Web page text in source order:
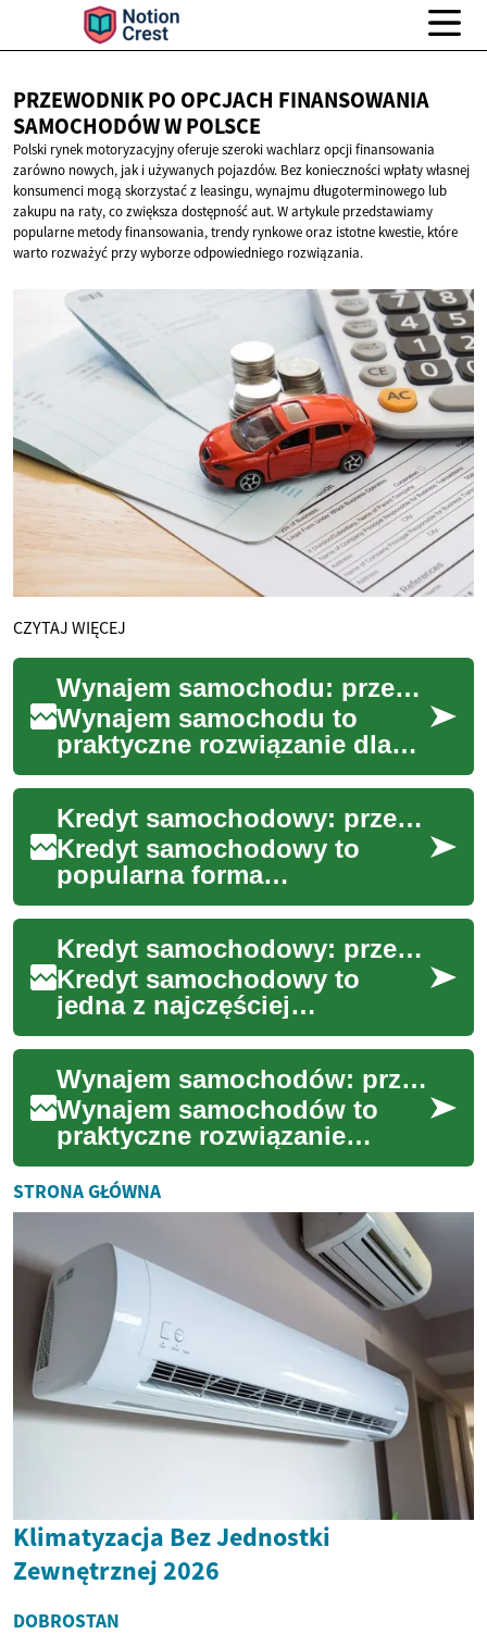
PRZEWODNIK PO OPCJACH FINANSOWANIA
SAMOCHODÓWW POLSCE
Polski rynek motoryzacyjny oferuje szeroki wachlarz opcji finansowania
zarówno nowych, jak i używanych pojazdów. Bez konieczności wpłaty własnej
konsumenci mogą skorzystać z leasingu, wynajmu długoterminowego lub
zakupu na raty, co zwiększa dostępność aut. W artykule przedstawiamy
popularne metody finansowania, trendy rynkowe oraz istotne kwestie, które
warto rozważyć przy wyborze odpowiedniego rozwiązania.
CZYTAJ WIĘCEJ
Wynajem samochodu: przewodnik po opcjach i warunkach
Wynajem samochodu to
praktyczne rozwiązanie dla
podróży służbowych, wakacji
czy tymczasowego braku
własnego pojazdu. ...
Kredyt samochodowy: przewodnik po opcjach i dokumentach
Kredyt samochodowy to
popularna forma
finansowania zakupu
pojazdu, która łączy elementy
bankowości, formalności i
oce...
Kredyt samochodowy: przewodnik po opcjach finansowania
Kredyt samochodowy to
jedna z najczęściej
wybieranych form
finansowania zakupu
pojazdu. W artykule wyjaśnię,
jakie el...
Wynajem samochodów: przewodnik po opcjach i warunkach
Wynajem samochodów to
praktyczne rozwiązanie
zarówno na krótkie wyjazdy,
jak i do dłuższych potrzeb
transportowych. T...
STRONA GŁÓWNA
Klimatyzacja Bez Jednostki
Zewnętrznej 2026
DOBROSTAN